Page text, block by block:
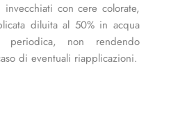
con cere colorate,
diluita al 50% in acqua
periodica, non rendendo
di eventuali riapplicazioni.